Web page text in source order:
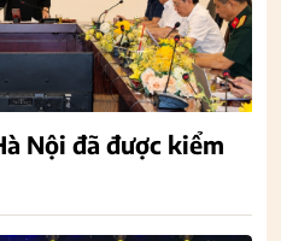
Nội đã được kiểm